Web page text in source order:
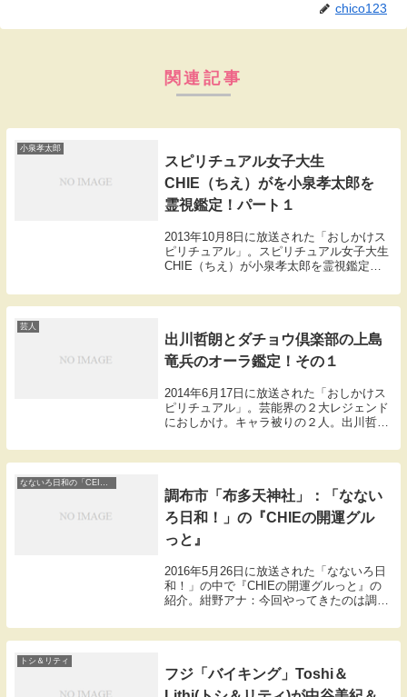
chico123
関連記事
小泉孝太郎
スピリチュアル女子大生
CHIE（ちえ）がを小泉孝太郎を
霊視鑑定！パート１
2013年10月8日に放送された「おしかけス
ピリチュアル」。スピリチュアル女子大生
CHIE（ちえ）が小泉孝太郎を霊視鑑定！
ドラマ 刑事吉永誠一の事件簿 涙の事件
簿」で船越英一郎とコンビを組む小泉孝太
芸人
出川哲朗とダチョウ倶楽部の上島
竜兵のオーラ鑑定！その１
2014年6月17日に放送された「おしかけス
ピリチュアル」。芸能界の２大レジェンド
におしかけ。キャラ被りの２人。出川哲朗
ン芸人の第一線を走り続ける２人。どっち
が早くテレビから消える？岡田「さあちえ
なないろ日和の「CEIEの開運ぐるっと」
調布市「布多天神社」：「なない
ろ日和！」の『CHIEの開運グル
っと』
2016年5月26日に放送された「なないろ日
和！」の中で『CHIEの開運グルっと』の
紹介。紺野アナ：今回やってきたのは調布
社。学問の神様として知られている菅原道
真が祀られている歴史のある神社です。
トシ＆リティ
フジ「バイキング」Toshi＆